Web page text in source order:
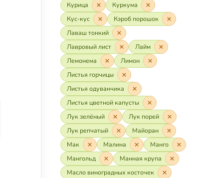
Курица
Куркума
Кус-кус
Кэроб порошок
Лаваш тонкий
Лавровый лист
Лайм
Лемонема
Лимон
Листья горчицы
Листья одуванчика
Листья цветной капусты
Лук зелёный
Лук порей
Лук репчатый
Майоран
Мак
Малина
Манго
Мангольд
Манная крупа
Масло виноградных косточек